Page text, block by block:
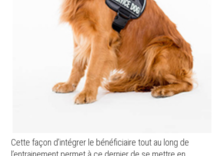
Cette façon d’intégrer le bénéficiaire tout au long de